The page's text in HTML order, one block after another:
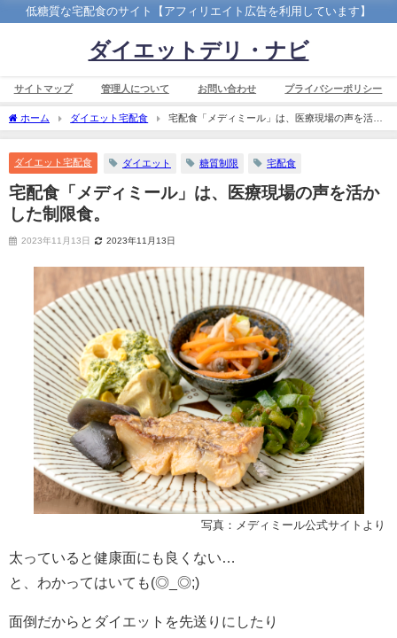
低糖質な宅配食のサイト【アフィリエイト広告を利用しています】
ダイエットデリ・ナビ
サイトマップ 管理人について お問い合わせ プライバシーポリシー
ホーム ダイエット宅配食
宅配食「メディミール」は、医療現場の声を活か
した制限食。
ダイエット宅配食 ダイエット 糖質制限 宅配食
宅配食「メディミール」は、医療現場の声を活か
した制限食。
2023年11月13日 2023年11月13日
写真：メディミール公式サイトより
太っていると健康面にも良くない…
と、わかってはいても(◎_◎;)
面倒だからとダイエットを先送りにしたり